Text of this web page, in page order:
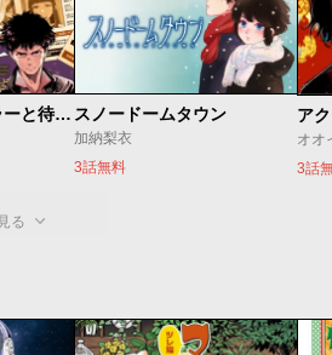
今夜もシリアルキラーと待ち合わせ スノードームタウン
加納梨衣
3話無料
ア
オオ
3話
る